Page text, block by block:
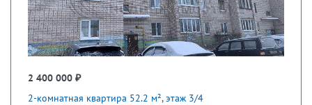
2 400 000 ₽
2-комнатная квартира 52.2 м², этаж 3/4